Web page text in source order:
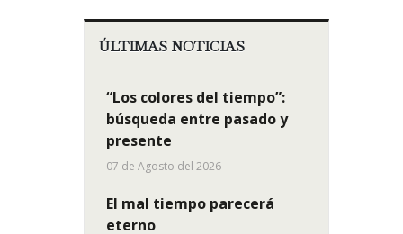
ÚLTIMAS NOTICIAS
“Los colores del tiempo”:
búsqueda entre pasado y
presente
07 de Agosto del 2026
El mal tiempo parecerá
eterno